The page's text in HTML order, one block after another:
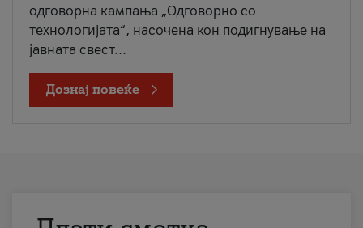
одговорна кампања „Одговорно со
технологијата“, насочена кон подигнување на
јавната свест...
Дознај повеќе